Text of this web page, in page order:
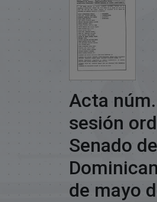
Acta
sesión
Senado
de mayo